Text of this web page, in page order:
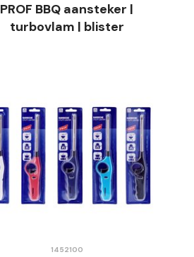
PROF BBQ aansteker |
turbovlam | blister
1452100